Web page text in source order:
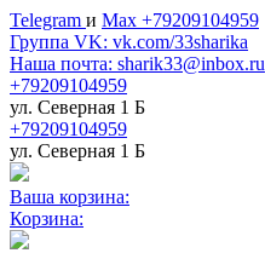
Telegram и Max +79209104959
Группа VK: vk.com/33sharika
Наша почта: sharik33@inbox.ru
+79209104959
ул. Северная 1 Б
+79209104959
ул. Северная 1 Б
Ваша корзина:
Корзина: